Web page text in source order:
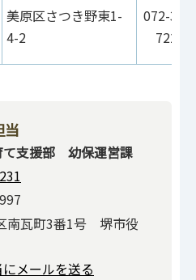
美原区さつき野東1-
4-2
072-362-
7225
当
支援部 幼保運営課
南瓦町3番1号 堺市役
メールを送る